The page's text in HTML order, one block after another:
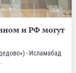
и РФ могут
- Исламабад